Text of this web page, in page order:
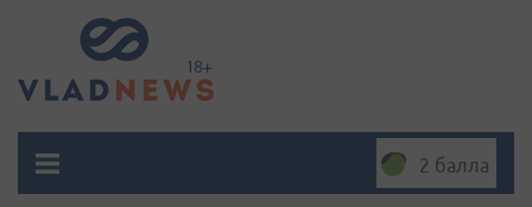
2 балла